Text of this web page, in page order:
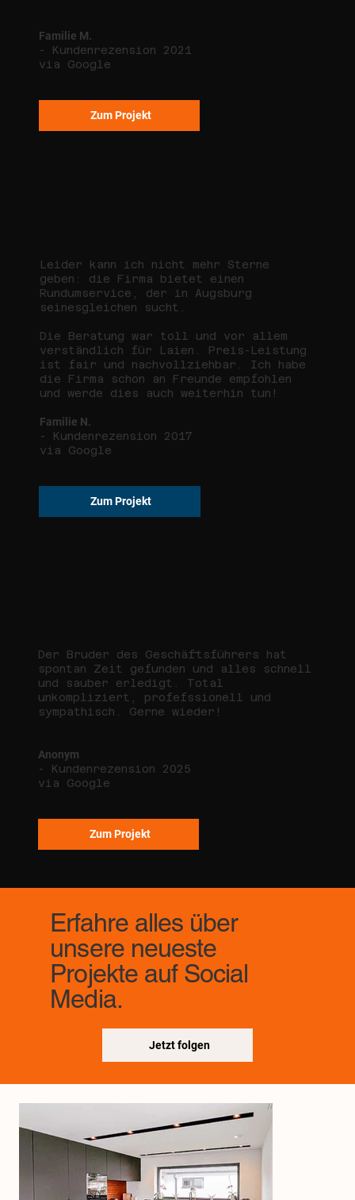
Familie M.
- Kundenrezension 2021
via Google
Zum Projekt
Leider kann ich nicht mehr Sterne
geben: die Firma bietet einen
Rundumservice, der in Augsburg
seinesgleichen sucht.
Die Beratung war toll und vor allem
verständlich für Laien. Preis-Leistung
ist fair und nachvollziehbar. Ich habe
die Firma schon an Freunde empfohlen
und werde dies auch weiterhin tun!
Familie N.
- Kundenrezension 2017
via Google
Zum Projekt
Der Bruder des Geschäftsführers hat
spontan Zeit gefunden und alles schnell
und sauber erledigt. Total
unkompliziert, profefssionell und
sympathisch. Gerne wieder!
Anonym
- Kundenrezension 2025
via Google
Zum Projekt
Erfahre alles über
unsere neueste
Projekte auf Social
Media.
Jetzt folgen